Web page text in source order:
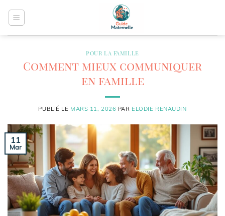
POUR LA FAMILLE
Comment mieux communiquer
en famille
PUBLIÉ LE MARS 11, 2026 PAR ELODIE RENAUDIN
11
Mar